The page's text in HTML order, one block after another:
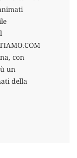
con
un
della